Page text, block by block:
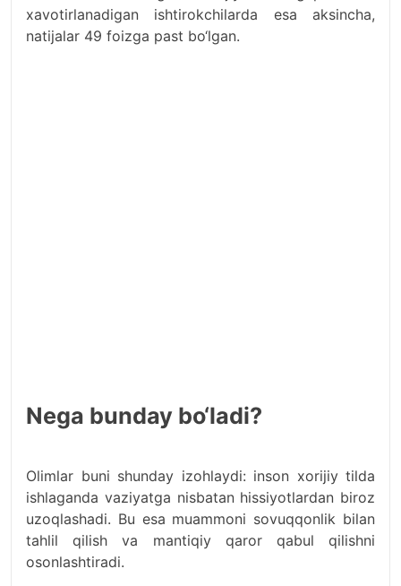
xavotirlanadigan ishtirokchilarda esa aksincha,
natijalar 49 foizga past bo‘lgan.
Nega bunday bo‘ladi?
Olimlar buni shunday izohlaydi: inson xorijiy tilda
ishlaganda vaziyatga nisbatan hissiyotlardan biroz
uzoqlashadi. Bu esa muammoni sovuqqonlik bilan
tahlil qilish va mantiqiy qaror qabul qilishni
osonlashtiradi.